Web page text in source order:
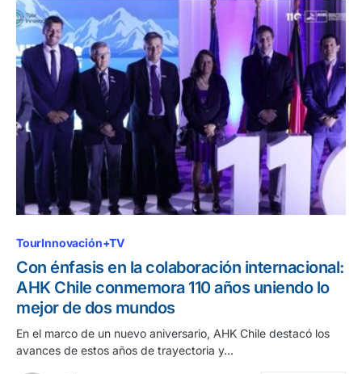
TourInnovación+TV
Con énfasis en la colaboración internacional:
AHK Chile conmemora 110 años uniendo lo
mejor de dos mundos
En el marco de un nuevo aniversario, AHK Chile destacó los
avances de estos años de trayectoria y…